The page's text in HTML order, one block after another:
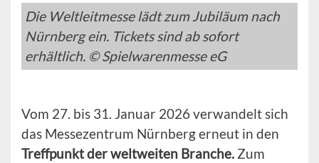
Die Weltleitmesse lädt zum Jubiläum nach
Nürnberg ein. Tickets sind ab sofort
erhältlich. © Spielwarenmesse eG
Vom 27. bis 31. Januar 2026 verwandelt sich
das Messezentrum Nürnberg erneut in den
Treffpunkt der weltweiten Branche. Zum